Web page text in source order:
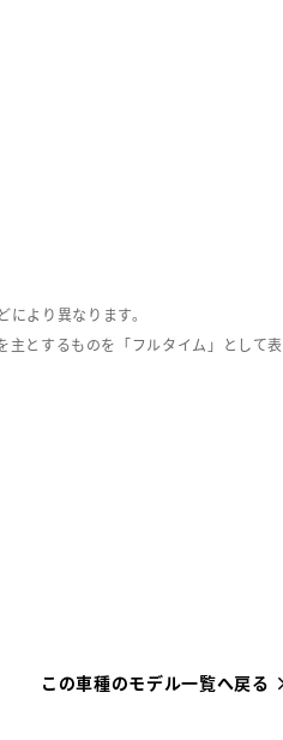
より異なります。
とするものを「フルタイム」として表
この車種のモデル一覧へ戻る